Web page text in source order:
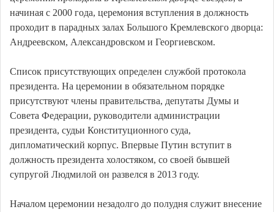
начиная с 2000 года, церемония вступления в должность
проходит в парадных залах Большого Кремлевского дворца:
Андреевском, Александровском и Георгиевском.
Список присутствующих определен службой протокола
президента. На церемонии в обязательном порядке
присутствуют члены правительства, депутаты Думы и
Совета Федерации, руководители администрации
президента, судьи Конституционного суда,
дипломатический корпус. Впервые Путин вступит в
должность президента холостяком, со своей бывшей
супругой Людмилой он развелся в 2013 году.
Началом церемонии незадолго до полудня служит внесение